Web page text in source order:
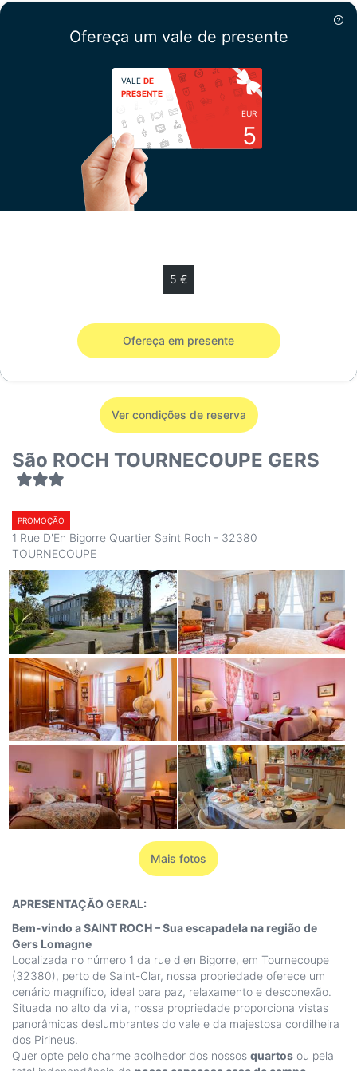
Ofereça um vale de presente
VALE DE
PRESENTE
EUR
5
5 €
Ofereça em presente
Ver condições de reserva
São ROCH TOURNECOUPE GERS
PROMOÇÃO
1 Rue D'En Bigorre Quartier Saint Roch - 32380
TOURNECOUPE
Mais fotos
APRESENTAÇÃO GERAL:
Bem-vindo a SAINT ROCH – Sua escapadela na região de
Gers Lomagne
Localizada no número 1 da rue d'en Bigorre, em Tournecoupe
(32380), perto de Saint-Clar, nossa propriedade oferece um
cenário magnífico, ideal para paz, relaxamento e desconexão.
Situada no alto da vila, nossa propriedade proporciona vistas
panorâmicas deslumbrantes do vale e da majestosa cordilheira
dos Pirineus.
Quer opte pelo charme acolhedor dos nossos quartos ou pela